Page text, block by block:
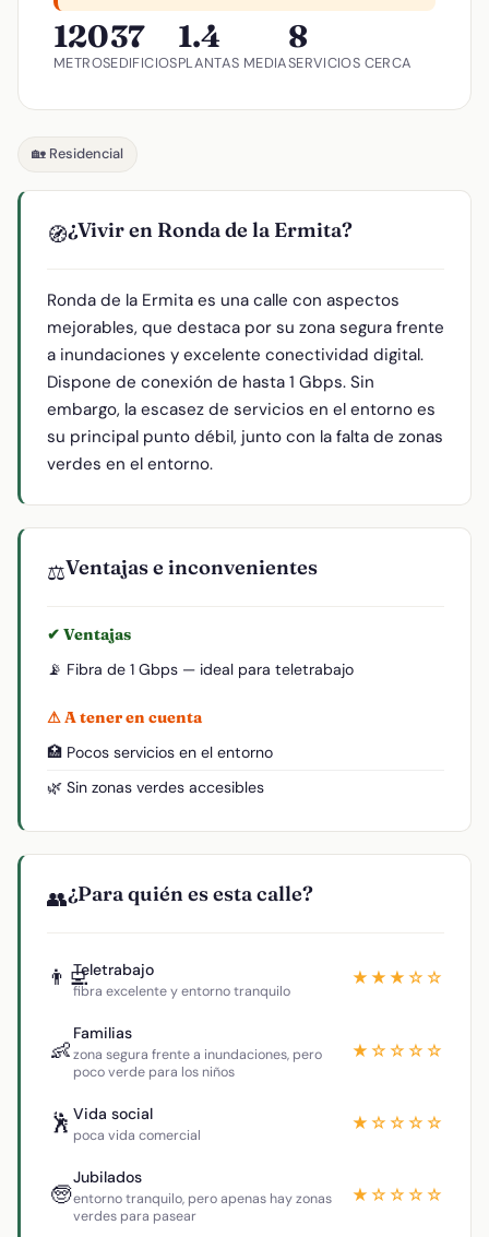
120
METROS
37
EDIFICIOS
1.4
PLANTAS MEDIA
8
SERVICIOS CERCA
🏡 Residencial
🧭¿Vivir en Ronda de la Ermita?
Ronda de la Ermita es una calle con aspectos
mejorables, que destaca por su zona segura frente
a inundaciones y excelente conectividad digital.
Dispone de conexión de hasta 1 Gbps. Sin
embargo, la escasez de servicios en el entorno es
su principal punto débil, junto con la falta de zonas
verdes en el entorno.
⚖️Ventajas e inconvenientes
✔ Ventajas
📡 Fibra de 1 Gbps — ideal para teletrabajo
⚠ A tener en cuenta
🏥 Pocos servicios en el entorno
🌿 Sin zonas verdes accesibles
👥¿Para quién es esta calle?
👨‍💻Teletrabajo
fibra excelente y entorno tranquilo
★★★☆☆
👶
Familias
zona segura frente a inundaciones, pero
poco verde para los niños
★☆☆☆☆
🕺 Vida social
poca vida comercial
★☆☆☆☆
🧓
Jubilados
entorno tranquilo, pero apenas hay zonas
verdes para pasear
★☆☆☆☆